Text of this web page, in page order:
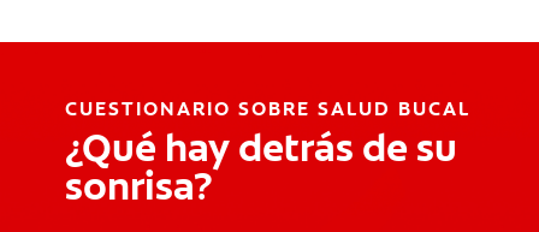
CUESTIONARIO SOBRE SALUD BUCAL
¿Qué hay detrás de su
sonrisa?